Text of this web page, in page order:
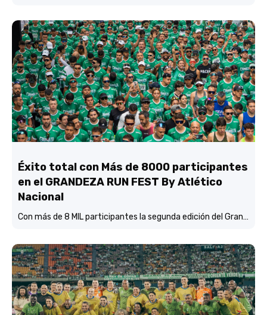
Éxito total con Más de 8000 participantes
en el GRANDEZA RUN FEST By Atlético
Nacional
Con más de 8 MIL participantes la segunda edición del Grandeza Run Fest fue más que un éxito total.